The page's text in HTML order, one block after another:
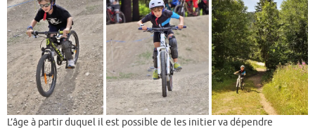
L’âge à partir duquel il est possible de les initier va dépendre